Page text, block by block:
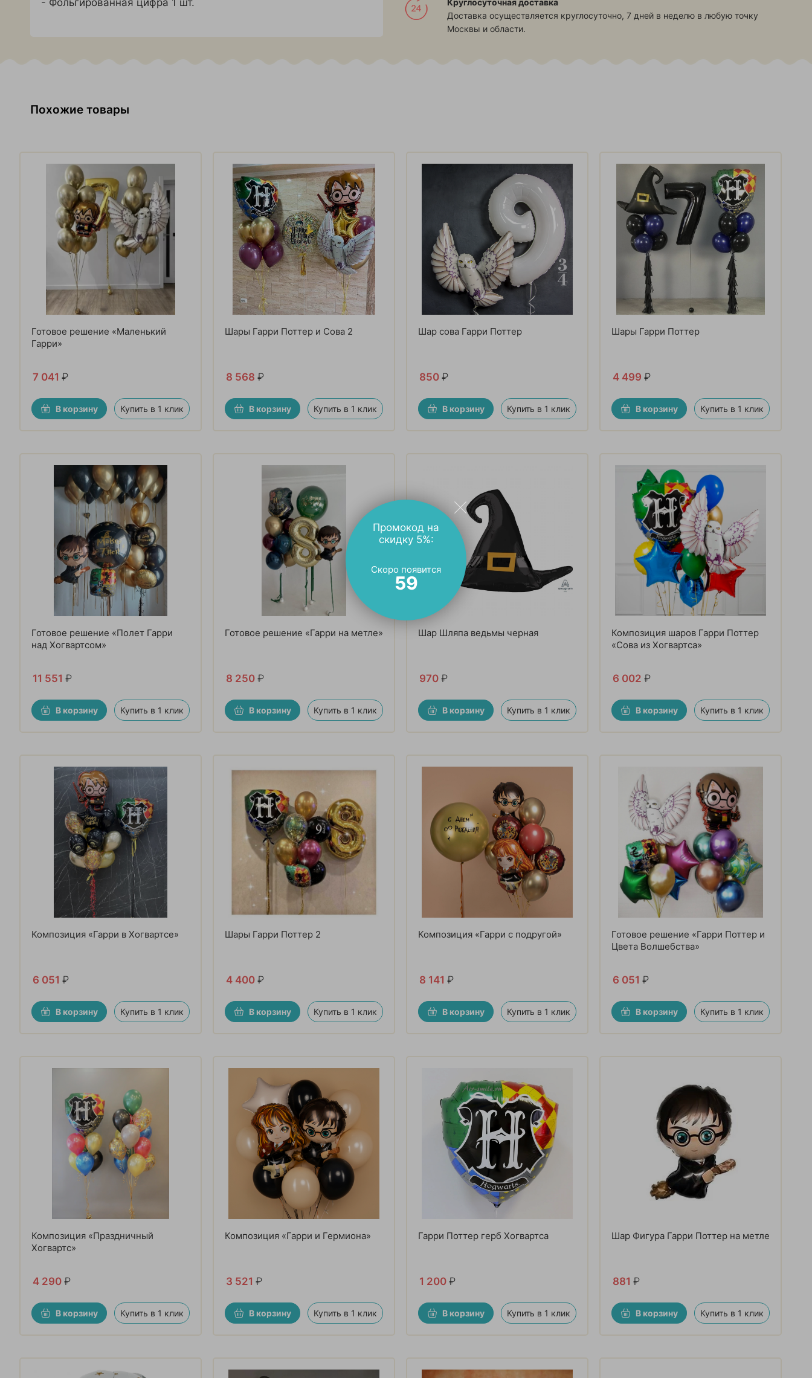
- Фольгированная цифра 1 шт.
Круглосуточная доставка
Доставка осуществляется круглосуточно, 7 дней в неделю в любую точку
Москвы и области.
Похожие товары
Готовое решение «Маленький
Гарри»
7 041 ₽
В корзину Купить в 1 клик
Шары Гарри Поттер и Сова 2
8 568 ₽
В корзину Купить в 1 клик
Шар сова Гарри Поттер
850 ₽
В корзину Купить в 1 клик
Шары Гарри Поттер
4 499 ₽
В корзину Купить в 1 клик
Готовое решение «Полет Гарри
над Хогвартсом»
11 551 ₽
В корзину Купить в 1 клик
Готовое решение «Гарри на метле»
8 250 ₽
В корзину Купить в 1 клик
Шар Шляпа ведьмы черная
970 ₽
В корзину Купить в 1 клик
Композиция шаров Гарри Поттер
«Сова из Хогвартса»
6 002 ₽
В корзину Купить в 1 клик
Композиция «Гарри в Хогвартсе»
6 051 ₽
В корзину Купить в 1 клик
Шары Гарри Поттер 2
4 400 ₽
В корзину Купить в 1 клик
Композиция «Гарри с подругой»
8 141 ₽
В корзину Купить в 1 клик
Готовое решение «Гарри Поттер и
Цвета Волшебства»
6 051 ₽
В корзину Купить в 1 клик
Композиция «Праздничный
Хогвартс»
4 290 ₽
В корзину Купить в 1 клик
Композиция «Гарри и Гермиона»
3 521 ₽
В корзину Купить в 1 клик
Гарри Поттер герб Хогвартса
1 200 ₽
В корзину Купить в 1 клик
Шар Фигура Гарри Поттер на метле
881 ₽
В корзину Купить в 1 клик
Промокод на
скидку 5%:
Скоро появится
57